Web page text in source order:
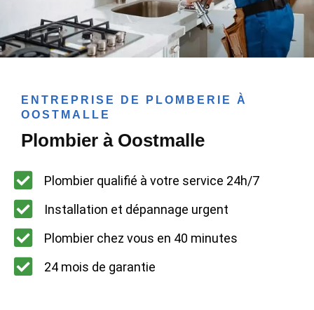
ENTREPRISE DE PLOMBERIE À
OOSTMALLE
Plombier à Oostmalle
Plombier qualifié à votre service 24h/7
Installation et dépannage urgent
Plombier chez vous en 40 minutes
24 mois de garantie